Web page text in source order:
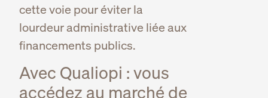
cette voie pour éviter la
lourdeur administrative liée aux
financements publics.
Avec Qualiopi : vous
accédez au marché de